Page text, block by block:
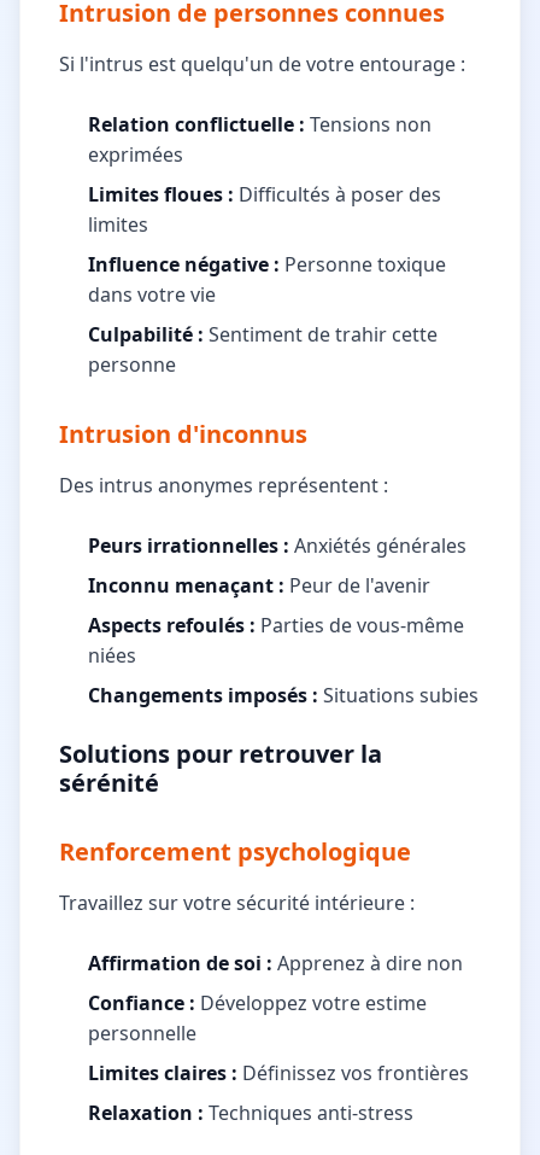
Intrusion de personnes connues
Si l'intrus est quelqu'un de votre entourage :
Relation conflictuelle : Tensions non
exprimées
Limites floues : Difficultés à poser des
limites
Influence négative : Personne toxique
dans votre vie
Culpabilité : Sentiment de trahir cette
personne
Intrusion d'inconnus
Des intrus anonymes représentent :
Peurs irrationnelles : Anxiétés générales
Inconnu menaçant : Peur de l'avenir
Aspects refoulés : Parties de vous-même
niées
Changements imposés : Situations subies
Solutions pour retrouver la
sérénité
Renforcement psychologique
Travaillez sur votre sécurité intérieure :
Affirmation de soi : Apprenez à dire non
Confiance : Développez votre estime
personnelle
Limites claires : Définissez vos frontières
Relaxation : Techniques anti-stress